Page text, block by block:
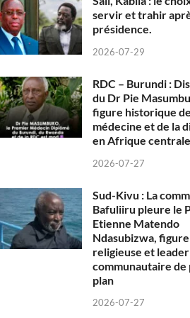
servir et trahir
présidence.
2026-07-29
RDC – Burundi :
du Dr Pie
figure historique
médecine et de la
en Afrique centrale
2026-07-27
Sud-Kivu : La
Bafuliiru pleure le
Etienne Matendo
Ndasubizwa, figure
religieuse et leader
communautaire
plan
2026-07-27